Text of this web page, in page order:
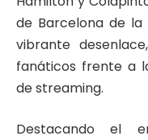
de Barcelona de la
vibrante
fanáticos frente a
de streaming.
Destacando el